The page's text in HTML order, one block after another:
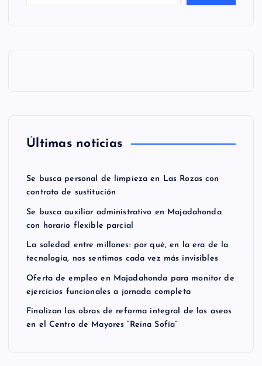
Últimas noticias
Se busca personal de limpieza en Las Rozas con
contrato de sustitución
Se busca auxiliar administrativo en Majadahonda
con horario flexible parcial
La soledad entre millones: por qué, en la era de la
tecnología, nos sentimos cada vez más invisibles
Oferta de empleo en Majadahonda para monitor de
ejercicios funcionales a jornada completa
Finalizan las obras de reforma integral de los aseos
en el Centro de Mayores “Reina Sofía”